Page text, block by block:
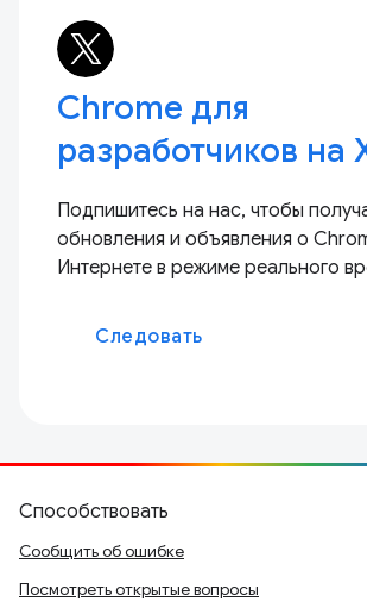
Chrome для
разработчиков на
Подпишитесь на нас, чтобы
обновления и объявления о
Интернете в режиме реального
Следовать
Способствовать
Сообщить об ошибке
Посмотреть открытые вопросы